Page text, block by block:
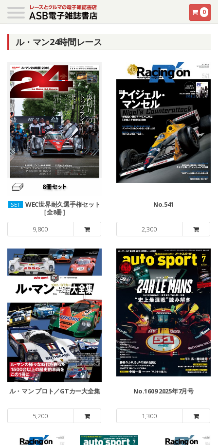
0
ル・マン24時間レース
SET
WEC世界耐久選手権セット
［全8冊］
9,800
No.541
2,300
ル・マン プロト／GTカー大全集
5,200
No.1609 2025年7月号
1,300